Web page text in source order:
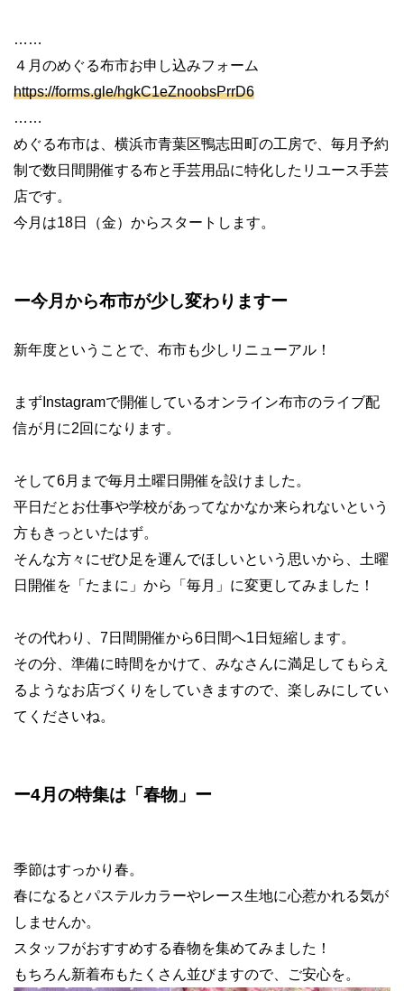
……
４月のめぐる布市お申し込みフォーム
https://forms.gle/hgkC1eZnoobsPrrD6
……
めぐる布市は、横浜市青葉区鴨志田町の工房で、毎月予約
制で数日間開催する布と手芸用品に特化したリユース手芸
店です。
今月は18日（金）からスタートします。
ー今月から布市が少し変わりますー
新年度ということで、布市も少しリニューアル！
まずInstagramで開催しているオンライン布市のライブ配
信が月に2回になります。
そして6月まで毎月土曜日開催を設けました。
平日だとお仕事や学校があってなかなか来られないという
方もきっといたはず。
そんな方々にぜひ足を運んでほしいという思いから、土曜
日開催を「たまに」から「毎月」に変更してみました！
その代わり、7日間開催から6日間へ1日短縮します。
その分、準備に時間をかけて、みなさんに満足してもらえ
るようなお店づくりをしていきますので、楽しみにしてい
てくださいね。
ー4月の特集は「春物」ー
季節はすっかり春。
春になるとパステルカラーやレース生地に心惹かれる気が
しませんか。
スタッフがおすすめする春物を集めてみました！
もちろん新着布もたくさん並びますので、ご安心を。